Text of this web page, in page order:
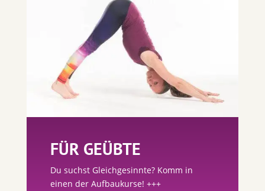
FÜR GEÜBTE
Du suchst Gleichgesinnte? Komm in
einen der Aufbaukurse! +++